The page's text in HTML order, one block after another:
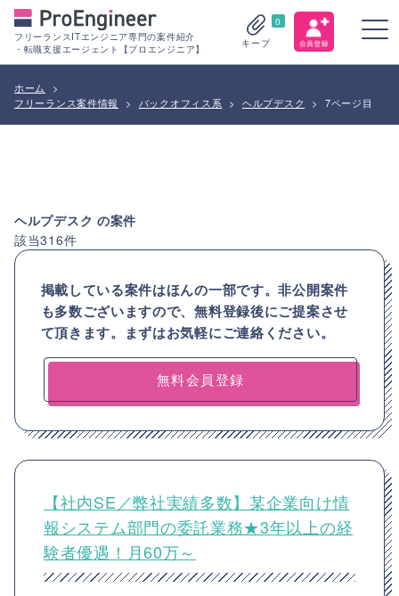
フリーランスITエンジニア専門の案件紹介
・転職支援エージェント【プロエンジニア】
0
キープ
ホーム
>
フリーランス案件情報
> バックオフィス系 > ヘルプデスク > 7ページ目
ヘルプデスク の案件
該当316件
掲載している案件はほんの一部です。非公開案件
も多数ございますので、無料登録後にご提案させ
て頂きます。まずはお気軽にご連絡ください。
無料会員登録
【社内SE／弊社実績多数】某企業向け情
報システム部門の委託業務★3年以上の経
験者優遇！月60万～